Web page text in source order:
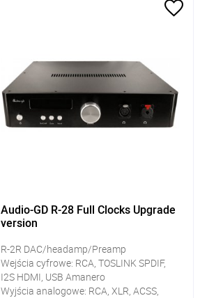
Audio-GD R-28 Full Clocks Upgrade
version
R-2R DAC/headamp/Preamp
Wejścia cyfrowe: RCA, TOSLINK SPDIF,
I2S HDMI, USB Amanero
Wyjścia analogowe: RCA, XLR, ACSS,